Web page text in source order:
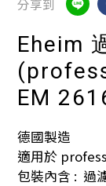
店:
分享到
Eheim
EM
德國製造
適用於
包裝內含 :  過